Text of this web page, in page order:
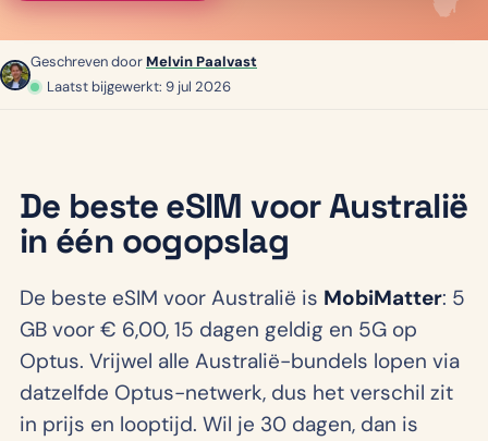
Geschreven door Melvin Paalvast
Laatst bijgewerkt: 9 jul 2026
De beste eSIM voor Australië
in één oogopslag
De beste eSIM voor Australië is MobiMatter: 5
GB voor € 6,00, 15 dagen geldig en 5G op
Optus. Vrijwel alle Australië-bundels lopen via
datzelfde Optus-netwerk, dus het verschil zit
in prijs en looptijd. Wil je 30 dagen, dan is